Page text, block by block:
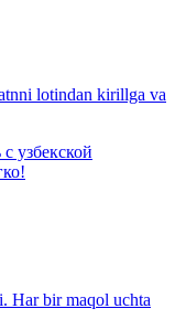
lotindan kirillga va
узбекской
Har bir maqol uchta